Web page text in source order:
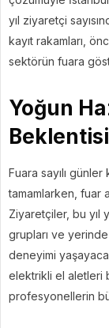
yıl ziyaretçi
kayıt rakamları,
sektörün fuara
Yoğun
Beklentisi
Fuara sayılı günler
tamamlarken, fuar
Ziyaretçiler, bu yıl
grupları ve
deneyimi
elektrikli el aletleri
profesyonellerin